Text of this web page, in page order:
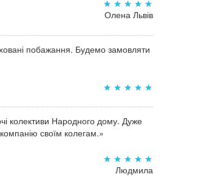
Олена Львів
побажання. Будемо замовляти
колективи Народного дому. Дуже
своїм колегам.»
Людмила